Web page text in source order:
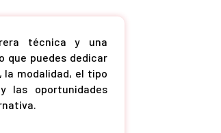
técnica y una
que puedes dedicar
la modalidad, el tipo
las oportunidades